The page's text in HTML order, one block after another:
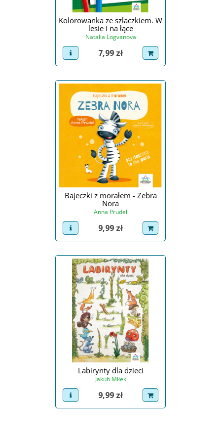
Kolorowanka ze szlaczkiem. W
lesie i na łące
Natalia Logvanova
view product
Cena
7,99 zł dodaj do koszyka
Bajeczki z morałem - Zebra
Nora
Anna Prudel
view product
Cena
9,99 zł dodaj do koszyka
Labirynty dla dzieci
Jakub Miłek
view product
Cena
9,99 zł dodaj do koszyka